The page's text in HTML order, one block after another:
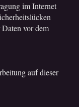
im Internet
vor dem
auf dieser